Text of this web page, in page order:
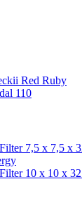
Red Ruby
110
7,5 x 7,5 x
10 x 10 x